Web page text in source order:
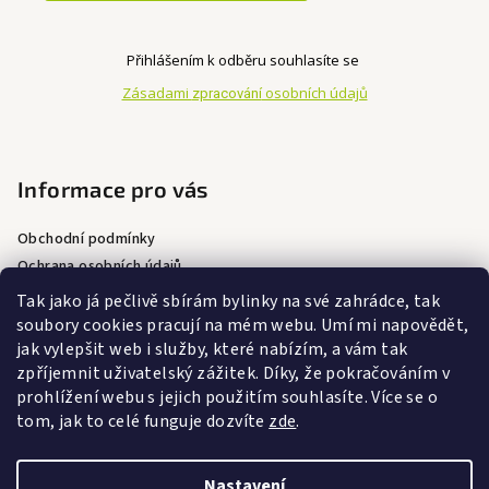
Tak jako já pečlivě sbírám bylinky na své zahrádce, tak
soubory cookies pracují na mém webu. Umí mi napovědět,
jak vylepšit web i služby, které nabízím, a vám tak
zpříjemnit uživatelský zážitek. Díky, že pokračováním v
prohlížení webu s jejich použitím souhlasíte. Více se o
tom, jak to celé funguje dozvíte zde.
i
u
Přihlášením k odběru souhlasíte se
Zásadami zpracováníosobních údajů
Informace pro vás
Obchodní podmínky
Ochrana osobních údajů
Doprava a platba
Přijímáme online platby